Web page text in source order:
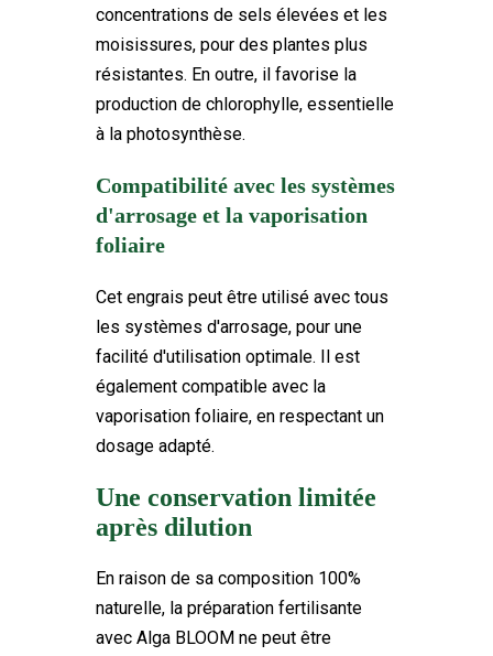
concentrations de sels élevées et les
moisissures, pour des plantes plus
résistantes. En outre, il favorise la
production de chlorophylle, essentielle
à la photosynthèse.
Compatibilité avec les systèmes
d'arrosage et la vaporisation
foliaire
Cet engrais peut être utilisé avec tous
les systèmes d'arrosage, pour une
facilité d'utilisation optimale. Il est
également compatible avec la
vaporisation foliaire, en respectant un
dosage adapté.
Une conservation limitée
après dilution
En raison de sa composition 100%
naturelle, la préparation fertilisante
avec Alga BLOOM ne peut être